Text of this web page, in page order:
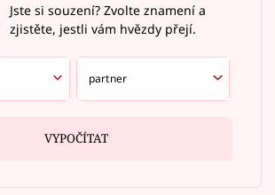
Jste si souzení? Zvolte znamení a
zjistěte, jestli vám hvězdy přejí.
VYPOČÍTAT